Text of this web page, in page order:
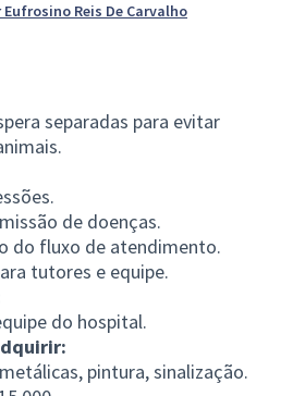
Reis De Carvalho
separadas para evitar
de doenças.
do fluxo de atendimento.
tutores e equipe.
do hospital.
pintura, sinalização.